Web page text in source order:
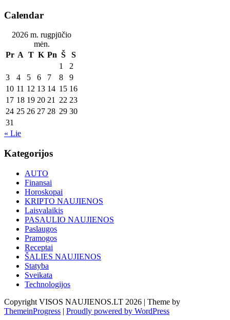
Calendar
2026 m. rugpjūčio
mėn.
Pr A T K Pn Š
S
1
2
3
4 5 6 7 8
9
10 11 12 13 14 15 16
17 18 19 20 21 22 23
24 25 26 27 28 29 30
31
« Lie
Kategorijos
AUTO
Finansai
Horoskopai
KRIPTO NAUJIENOS
Laisvalaikis
PASAULIO NAUJIENOS
Paslaugos
Pramogos
Receptai
ŠALIES NAUJIENOS
Statyba
Sveikata
Technologijos
Copyright VISOS NAUJIENOS.LT 2026 | Theme by
ThemeinProgress | Proudly powered by WordPress